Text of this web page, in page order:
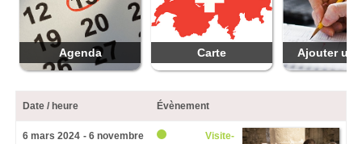
Agenda Carte Ajouter
Date / heure Évènement
6 mars 2024 - 6 novembre
Visite-